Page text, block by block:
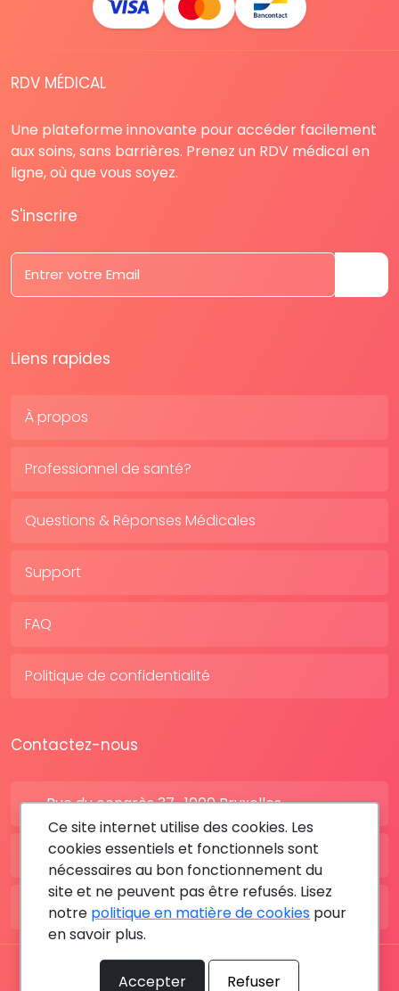
RDV MÉDICAL
Une plateforme innovante pour accéder facilement
aux soins, sans barrières. Prenez un RDV médical en
ligne, où que vous soyez.
S'inscrire
Liens rapides
À propos
Professionnel de santé?
Questions & Réponses Médicales
Support
FAQ
Politique de confidentialité
Contactez-nous
Rue du congrès 37 , 1000 Bruxelles
BE: +32 28080227
FR: +33 183642895
Tous les droits sont réservés © 2026 RDV MÉDICAL By
Ce site internet utilise des cookies. Les
cookies essentiels et fonctionnels sont
nécessaires au bon fonctionnement du
site et ne peuvent pas être refusés. Lisez
notre politique en matière de cookies pour
en savoir plus.
Accepter Refuser